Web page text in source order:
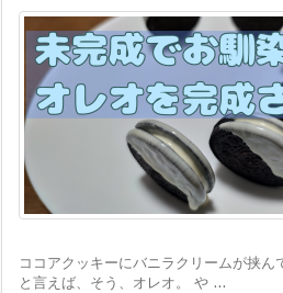
ココアクッキーにバニラクリームが挟
と言えば、そう、オレオ。 や ...